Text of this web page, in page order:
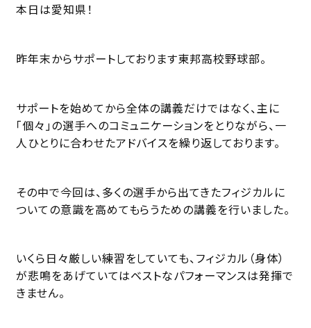
本日は愛知県！
昨年末からサポートしております東邦高校野球部。
サポートを始めてから全体の講義だけではなく、主に
「個々」の選手へのコミュニケーションをとりながら、一
人ひとりに合わせたアドバイスを繰り返しております。
その中で今回は、多くの選手から出てきたフィジカルに
ついての意識を高めてもらうための講義を行いました。
いくら日々厳しい練習をしていても、フィジカル（身体）
が悲鳴をあげていてはベストなパフォーマンスは発揮で
きません。